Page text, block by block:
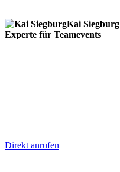
Kai Siegburg
Experte für Teamevents
Direkt anrufen